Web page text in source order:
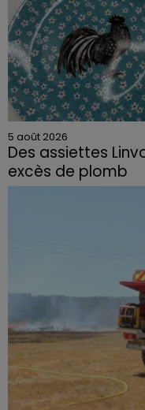
5 août 2026
Des assiettes
excès de plomb
Du plomb a été